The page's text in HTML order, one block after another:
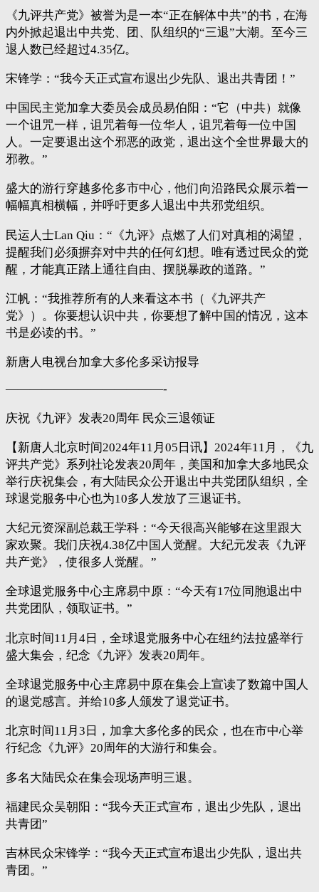
《九评共产党》被誉为是一本“正在解体中共”的书，在海
内外掀起退出中共党、团、队组织的“三退”大潮。至今三
退人数已经超过4.35亿。
宋锋学：“我今天正式宣布退出少先队、退出共青团！”
中国民主党加拿大委员会成员易伯阳：“它（中共）就像
一个诅咒一样，诅咒着每一位华人，诅咒着每一位中国
人。一定要退出这个邪恶的政党，退出这个全世界最大的
邪教。”
盛大的游行穿越多伦多市中心，他们向沿路民众展示着一
幅幅真相横幅，并呼吁更多人退出中共邪党组织。
民运人士Lan Qiu：“《九评》点燃了人们对真相的渴望，
提醒我们必须摒弃对中共的任何幻想。唯有透过民众的觉
醒，才能真正踏上通往自由、摆脱暴政的道路。”
江帆：“我推荐所有的人来看这本书（《九评共产
党》）。你要想认识中共，你要想了解中国的情况，这本
书是必读的书。”
新唐人电视台加拿大多伦多采访报导
—————————————-
庆祝《九评》发表20周年 民众三退领证
【新唐人北京时间2024年11月05日讯】2024年11月，《九
评共产党》系列社论发表20周年，美国和加拿大多地民众
举行庆祝集会，有大陆民众公开退出中共党团队组织，全
球退党服务中心也为10多人发放了三退证书。
大纪元资深副总裁王学科：“今天很高兴能够在这里跟大
家欢聚。我们庆祝4.38亿中国人觉醒。大纪元发表《九评
共产党》，使很多人觉醒。”
全球退党服务中心主席易中原：“今天有17位同胞退出中
共党团队，领取证书。”
北京时间11月4日，全球退党服务中心在纽约法拉盛举行
盛大集会，纪念《九评》发表20周年。
全球退党服务中心主席易中原在集会上宣读了数篇中国人
的退党感言。并给10多人颁发了退党证书。
北京时间11月3日，加拿大多伦多的民众，也在市中心举
行纪念《九评》20周年的大游行和集会。
多名大陆民众在集会现场声明三退。
福建民众吴朝阳：“我今天正式宣布，退出少先队，退出
共青团”
吉林民众宋锋学：“我今天正式宣布退出少先队，退出共
青团。”